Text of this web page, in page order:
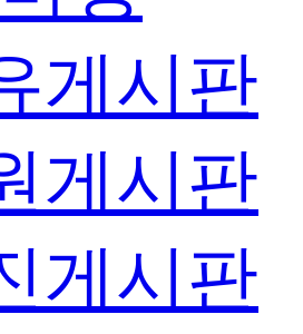
게시판
게시판
게시판